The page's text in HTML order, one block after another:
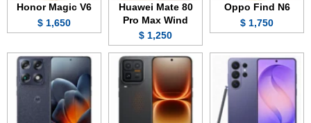
Oppo Find N6
1,750 $
Huawei Mate 80
Pro Max Wind
1,250 $
Honor Magic V6
1,650 $